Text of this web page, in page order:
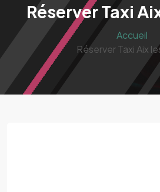
Réserver Taxi
Accueil
Réserver Taxi Aix